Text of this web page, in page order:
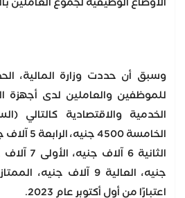
الأوضاع الوظيفية لجموع العاملين
وسبق أن حددت وزارة المالية،
للموظفين والعاملين لدى أجهزة
اعتبارًا من أول أكتوبر عام 2023.